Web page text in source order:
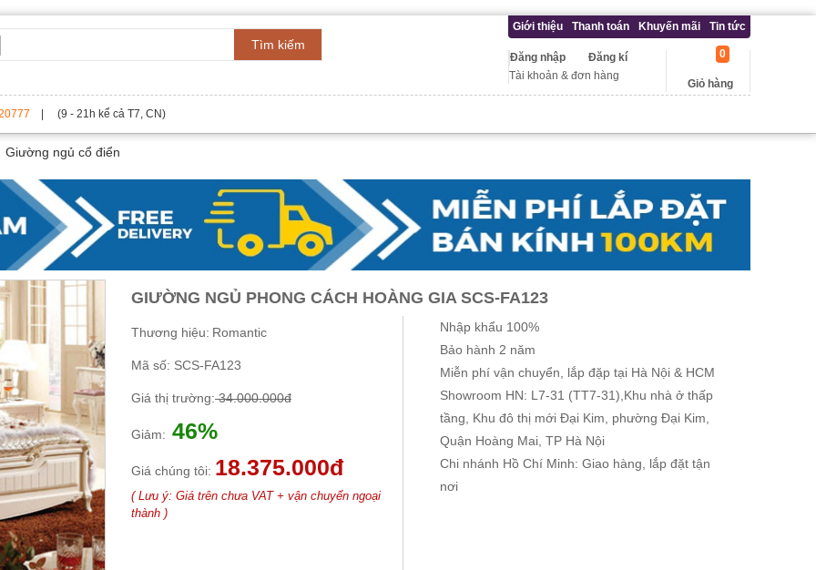
Tìm kiếm
Giới thiệu Thanh toán Khuyến mãi Tin tức
Đăng kí
Đăng nhập
Tài khoản & đơn hàng
Giỏ hàng
0
| (9 - 21h kể cả T7, CN)
Giường ngủ cổ điển
GIƯỜNG NGỦ PHONG CÁCH HOÀNG GIA SCS-FA123
Thương hiệu: Romantic
Mã số: SCS-FA123
Giá thị trường:34.000.000đ
Giảm: 46%
Giá chúng tôi: 18.375.000đ
( Lưu ý: Giá trên chưa VAT + vận chuyển ngoại
thành )
Nhập khẩu 100%
Bảo hành 2 năm
Miễn phí vận chuyển, lắp đặp tại Hà Nội & HCM
Showroom HN: L7-31 (TT7-31),Khu nhà ở thấp
tầng, Khu đô thị mới Đại Kim, phường Đại Kim,
Quận Hoàng Mai, TP Hà Nội
Chi nhánh Hồ Chí Minh: Giao hàng, lắp đặt tận
nơi